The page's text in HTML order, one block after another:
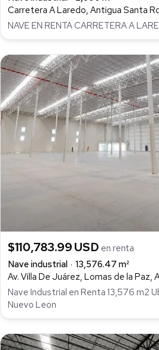
Carretera A Laredo, Antigua Santa
NAVE EN RENTA CARRETERA A
$110,783.99 USD en renta
Nave industrial
13,576.47 m²
Av. Villa De Juárez, Lomas de la Paz,
Nave Industrial en Renta 13,576 m2
Nuevo Leon